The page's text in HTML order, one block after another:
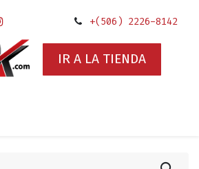
+(506) 2226-8142
IR A LA TIENDA